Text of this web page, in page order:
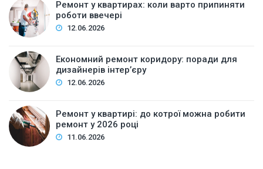
Ремонт у квартирах: коли варто припиняти
роботи ввечері
12.06.2026
Економний ремонт коридору: поради для
дизайнерів інтер’єру
12.06.2026
Ремонт у квартирі: до котрої можна робити
ремонт у 2026 році
11.06.2026